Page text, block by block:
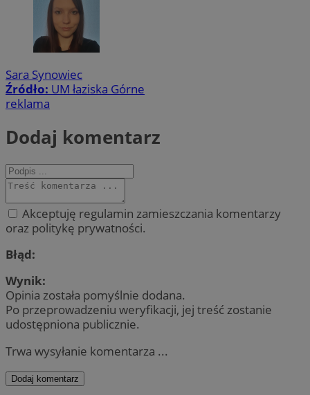
Sara Synowiec
Źródło: UM łaziska Górne
reklama
Dodaj komentarz
Akceptuję regulamin zamieszczania komentarzy
oraz politykę prywatności.
Błąd:
Wynik:
Opinia została pomyślnie dodana.
Po przeprowadzeniu weryfikacji, jej treść zostanie
udostępniona publicznie.
Trwa wysyłanie komentarza ...
Dodaj komentarz